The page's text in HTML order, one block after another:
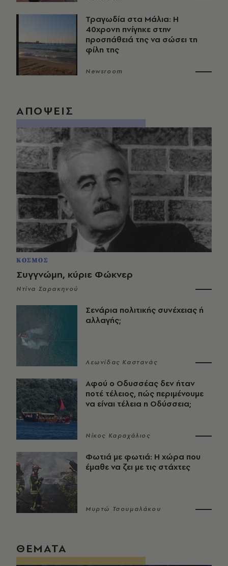
Τραγωδία στα Μάλια: Η
40χρονη πνίγηκε στην
προσπάθειά της να σώσει τη
φίλη της
Newsroom
ΑΠΟΨΕΙΣ
ΚΟΣΜΟΣ
Συγγνώμη, κύριε Φώκνερ
Ντίνα Σαρακηνού
Σενάρια πολιτικής συνέχειας ή
αλλαγής;
Λεωνίδας Καστανάς
Αφού ο Οδυσσέας δεν ήταν
ποτέ τέλειος, πώς περιμένουμε
να είναι τέλεια η Οδύσσεια;
Νίκος Καραχάλιος
Φωτιά με φωτιά: Η χώρα που
έμαθε να ζει με τις στάχτες
Μυρτώ Τσουμαλάκου
ΘΕΜΑΤΑ